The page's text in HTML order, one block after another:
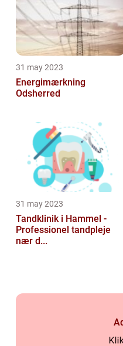
31 may 2023
Energimærkning
Odsherred
31 may 2023
Tandklinik i Hammel -
Professionel tandpleje
nær d...